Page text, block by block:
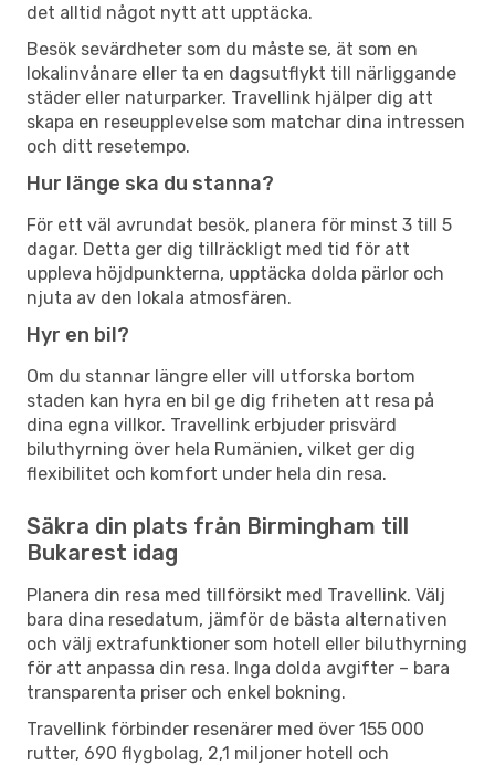
det alltid något nytt att upptäcka.
Besök sevärdheter som du måste se, ät som en
lokalinvånare eller ta en dagsutflykt till närliggande
städer eller naturparker. Travellink hjälper dig att
skapa en reseupplevelse som matchar dina intressen
och ditt resetempo.
Hur länge ska du stanna?
För ett väl avrundat besök, planera för minst 3 till 5
dagar. Detta ger dig tillräckligt med tid för att
uppleva höjdpunkterna, upptäcka dolda pärlor och
njuta av den lokala atmosfären.
Hyr en bil?
Om du stannar längre eller vill utforska bortom
staden kan hyra en bil ge dig friheten att resa på
dina egna villkor. Travellink erbjuder prisvärd
biluthyrning över hela Rumänien, vilket ger dig
flexibilitet och komfort under hela din resa.
Säkra din plats från Birmingham till
Bukarest idag
Planera din resa med tillförsikt med Travellink. Välj
bara dina resedatum, jämför de bästa alternativen
och välj extrafunktioner som hotell eller biluthyrning
för att anpassa din resa. Inga dolda avgifter – bara
transparenta priser och enkel bokning.
Travellink förbinder resenärer med över 155 000
rutter, 690 flygbolag, 2,1 miljoner hotell och